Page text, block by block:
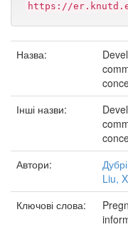
https://
Назва:
Інші назви:
Автори:
Liu,
Ключові слова: